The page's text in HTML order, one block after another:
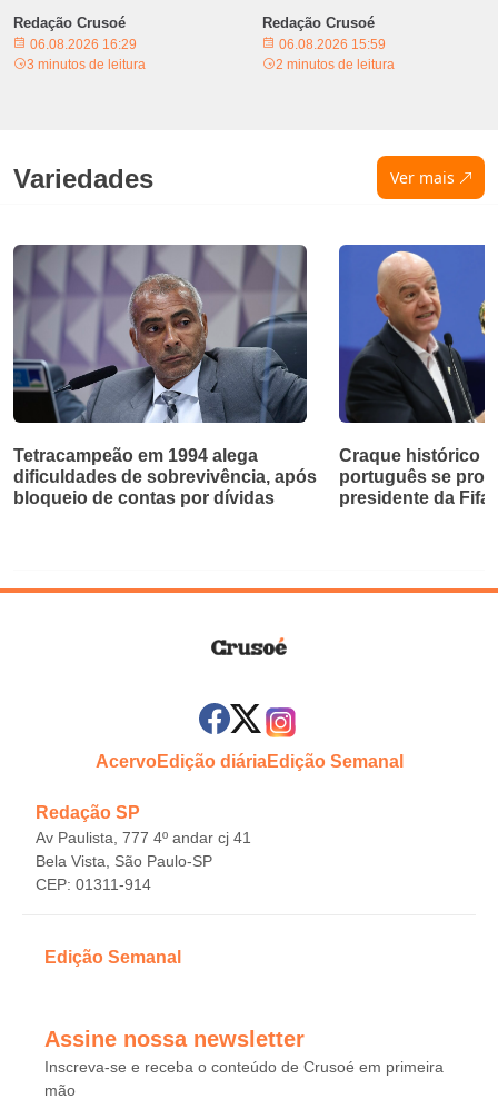
Redação Crusoé
06.08.2026 16:29
3 minutos de leitura
Redação Crusoé
06.08.2026 15:59
2 minutos de leitura
Variedades Ver mais
Tetracampeão em 1994 alega
dificuldades de sobrevivência, após
bloqueio de contas por dívidas
Craque histórico
português se
presidente da Fifa
AcervoEdição diáriaEdição Semanal
Redação SP
Av Paulista, 777 4º andar cj 41
Bela Vista, São Paulo-SP
CEP: 01311-914
Edição Semanal
Assine nossa newsletter
Inscreva-se e receba o conteúdo de Crusoé em primeira
mão